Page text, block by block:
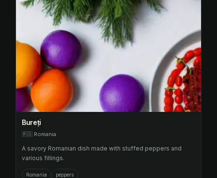
Bureți
🇷🇴 Romania
A savory Romanian dish made with stuffed peppers and
various fillings.
Romania peppers